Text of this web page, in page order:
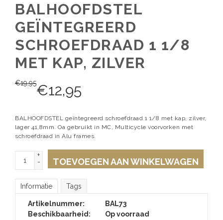
BALHOOFDSTEL
GEÏNTEGREERD
SCHROEFDRAAD 1 1/8
MET KAP, ZILVER
€19,95€12,95
BALHOOFDSTEL geïntegreerd schroefdraad 1 1/8 met kap, zilver,
lager 41,8mm. Oa gebruikt in MC, Multicycle voorvorken met
schroefdraad in Alu frames.
+
-
TOEVOEGEN AAN WINKELWAGEN
Informatie Tags
Artikelnummer:
BAL73
Beschikbaarheid:
Op voorraad